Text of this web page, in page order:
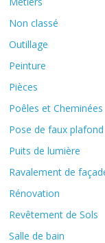
Non classé
Outillage
Peinture
Pièces
Poêles et Cheminées
Pose de faux plafond
Puits de lumière
Ravalement de
Rénovation
Revêtement de Sols
Salle de bain